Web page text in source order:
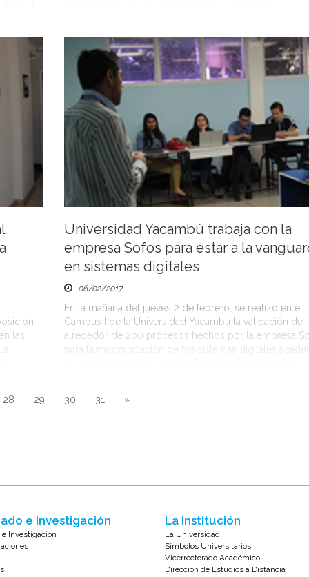
estado. Rafael Suarez presidente de la corporación,
comenta […]
las
Universidad Yacambú trabaja con la
empresa Sofos para estar a la
en sistemas digitales
06/02/2017
En la mañana del jueves 2 de febrero, se realizo en el
Campus I de la Universidad Yacambú la validación de
alrededor de 200 procesos hechos por la empresa
para la modernización de los sistemas digitales
28 29 30 31 »
e Investigación
Investigación
La Institución
La Universidad
Símbolos Universitarios
Vicerrectorado Académico
Dirección de Estudios a Distancia